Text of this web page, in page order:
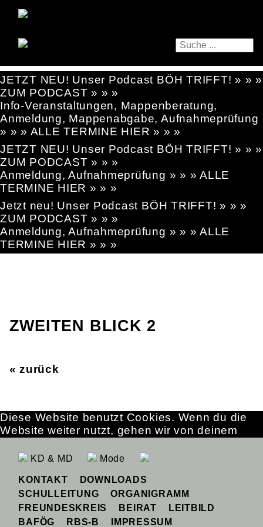
JETZT NEU! Unser Podcast BÖH TRIFFT! » » »
ZUM PODCAST » » »
Info-Veranstaltungen, Mappenberatung,
Anmeldung, Mappenabgabe, Aufnahmeprüfung
» » » ALLE TERMINE HIER » » »
JETZT NEU! Unser Podcast BÖH TRIFFT! » » »
ZUM PODCAST » » »
Anmeldung, Aufnahmeprüfung » » » ALLE
TERMINE HIER » » »
Jetzt neu! Unser Podcast BÖH TRIFFT! » » »
ZUM PODCAST » » »
Anmeldung, Aufnahmeprüfung » » » ALLE
TERMINE HIER » » »
ZWEITEN BLICK 2
« zurück
KD & MD Mode
KONTAKT
DOWNLOADS
SCHULLEITUNG
ORGANIGRAMM
FREUNDESKREIS
BEIRAT
LEITBILD
BAFÖG
RBS-B IMPRESSUM
Diese Website benutzt Cookies. Wenn du die
Website weiter nutzt, gehen wir von deinem